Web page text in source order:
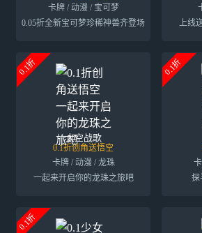
卡牌 / 动漫 / 宝可梦
0.05折全新宝可梦珍稀神兽齐登场
上线
0.1折
太空战歌
0.1折创角送悟空
卡牌 / 动漫 / 龙珠
一起来开启你的龙珠之旅吧
0.1折
探
0.1折